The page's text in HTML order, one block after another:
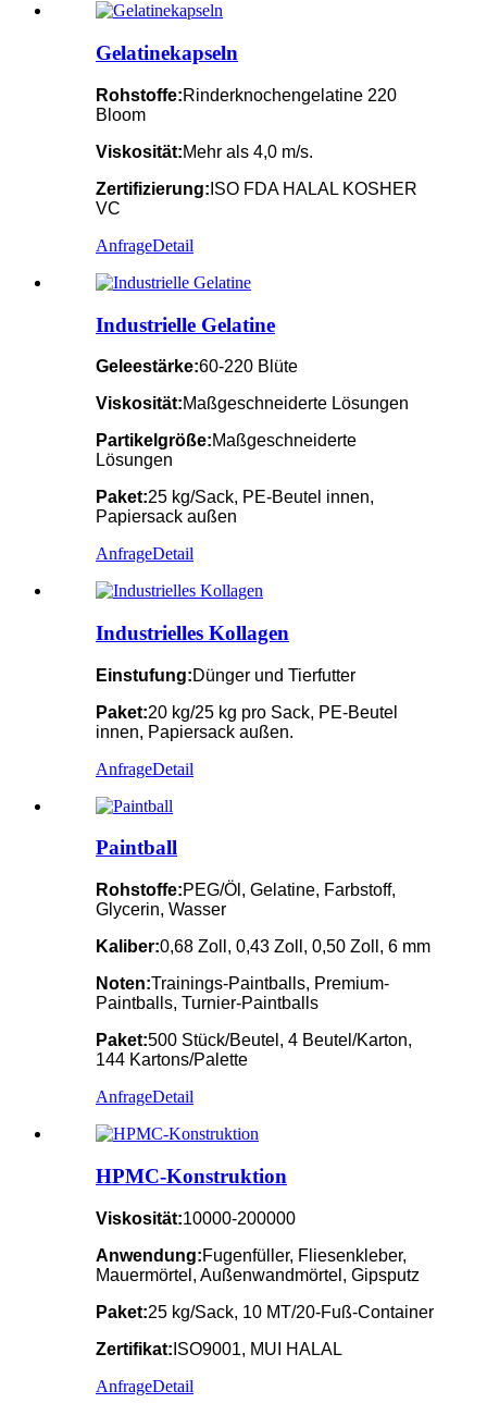
Gelatinekapseln
Rohstoffe:Rinderknochengelatine 220
Bloom
Viskosität:Mehr als 4,0 m/s.
Zertifizierung: ISO FDA HALAL KOSHER
VC
AnfrageDetail
Industrielle Gelatine
Geleestärke:60-220 Blüte
Viskosität:Maßgeschneiderte Lösungen
Partikelgröße:Maßgeschneiderte
Lösungen
Paket:25 kg/Sack, PE-Beutel innen,
Papiersack außen
AnfrageDetail
Industrielles Kollagen
Einstufung:Dünger und Tierfutter
Paket:20 kg/25 kg pro Sack, PE-Beutel
innen, Papiersack außen.
AnfrageDetail
Paintball
Rohstoffe:PEG/Öl, Gelatine, Farbstoff,
Glycerin, Wasser
Kaliber:0,68 Zoll, 0,43 Zoll, 0,50 Zoll, 6 mm
Noten:Trainings-Paintballs, Premium-
Paintballs, Turnier-Paintballs
Paket:500 Stück/Beutel, 4 Beutel/Karton,
144 Kartons/Palette
AnfrageDetail
HPMC-Konstruktion
Viskosität:10000-200000
Anwendung:Fugenfüller, Fliesenkleber,
Mauermörtel, Außenwandmörtel, Gipsputz
Paket:25 kg/Sack, 10 MT/20-Fuß-Container
Zertifikat: ISO9001, MUI HALAL
AnfrageDetail